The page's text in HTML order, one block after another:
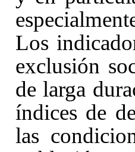
Los
exclusión
de larga
índices de
las